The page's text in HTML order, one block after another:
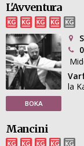
L'Avventura
BOKA
la
Mancini